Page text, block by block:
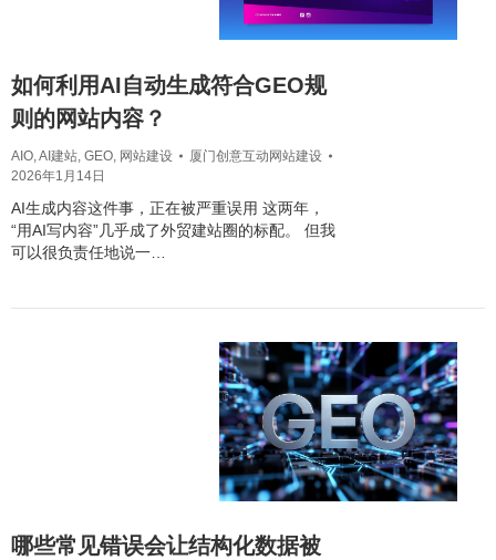
如何利用AI自动生成符合GEO规
则的网站内容？
AIO,AI建站, GEO, 网站建设
厦门创意互动网站建设
2026年1月14日
AI生成内容这件事，正在被严重误用 这两年，
“用AI写内容”几乎成了外贸建站圈的标配。 但我
可以很负责任地说一…
哪些常见错误会让结构化数据被